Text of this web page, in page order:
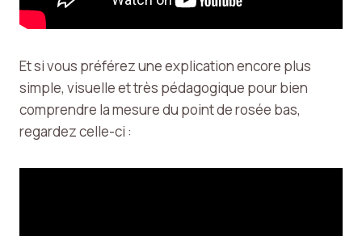
Et si vous préférez une explication encore plus
simple, visuelle et très pédagogique pour bien
comprendre la mesure du point de rosée bas,
regardez celle-ci :